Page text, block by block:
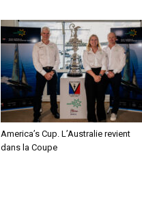
America’s Cup. L’Australie revient
dans la Coupe